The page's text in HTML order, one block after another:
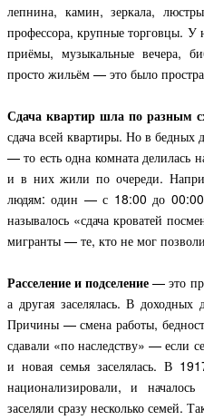
лепнина, камин, зеркала,
профессора, крупные торговцы. У
приёмы, музыкальные вечера,
просто жильём — это было
Сдача квартир шла по разным
сдача всей квартиры. Но в бедных
— то есть одна комната делилась
и в них жили по очереди.
людям: один — с 18:00 до
называлось «сдача кроватей
мигранты — те, кто не мог
Расселение и подселение — это
а другая заселялась. В доходных
Причины — смена работы,
сдавали «по наследству» — если
и новая семья заселялась. В
национализировали, и
заселяли сразу несколько семей.